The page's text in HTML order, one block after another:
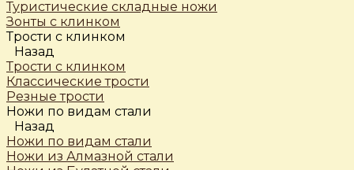
Туристические складные ножи
Зонты с клинком
Трости c клинком
Назад
Трости c клинком
Классические трости
Резные трости
Ножи по видам стали
Назад
Ножи по видам стали
Ножи из Алмазной стали